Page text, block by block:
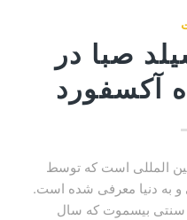
صبا در
آکسفورد
بین المللی است که توسط
به دنیا معرفی شده است.
سنتی بیسموت که سال